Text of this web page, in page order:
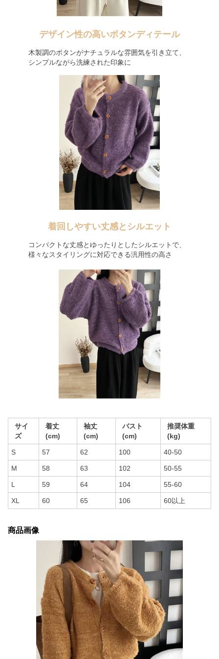
デザイン性の高いボタンディテール
木製調のボタンがナチュラルな雰囲気を引き立て、
シンプルながら洗練された印象に
着回しやすい丈感とシルエット
コンパクトな丈感とゆったりとしたシルエットで、
様々なスタイリングに対応できる汎用性の高さ
サイ
ズ
着丈
(cm)
袖丈
(cm)
バスト
(cm)
推奨体重
(kg)
S 57 62 100 40-50
M 58 63 102 50-55
L 59 64 104 55-60
XL 60 65 106 60以上
商品画像